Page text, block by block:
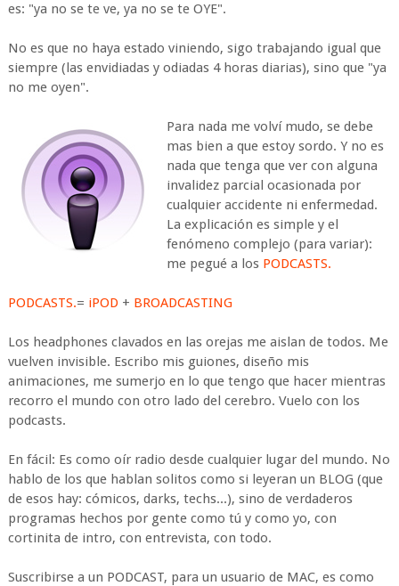
es: "ya no se te ve, ya no se te OYE".
No es que no haya estado viniendo, sigo trabajando igual que
siempre (las envidiadas y odiadas 4 horas diarias), sino que "ya
no me oyen".
Para nada me volví mudo, se debe
mas bien a que estoy sordo. Y no es
nada que tenga que ver con alguna
invalidez parcial ocasionada por
cualquier accidente ni enfermedad.
La explicación es simple y el
fenómeno complejo (para variar):
me pegué a los PODCASTS.
PODCASTS.= iPOD + BROADCASTING
Los headphones clavados en las orejas me aislan de todos. Me
vuelven invisible. Escribo mis guiones, diseño mis
animaciones, me sumerjo en lo que tengo que hacer mientras
recorro el mundo con otro lado del cerebro. Vuelo con los
podcasts.
En fácil: Es como oír radio desde cualquier lugar del mundo. No
hablo de los que hablan solitos como si leyeran un BLOG (que
de esos hay: cómicos, darks, techs...), sino de verdaderos
programas hechos por gente como tú y como yo, con
cortinita de intro, con entrevista, con todo.
Suscribirse a un PODCAST, para un usuario de MAC, es como